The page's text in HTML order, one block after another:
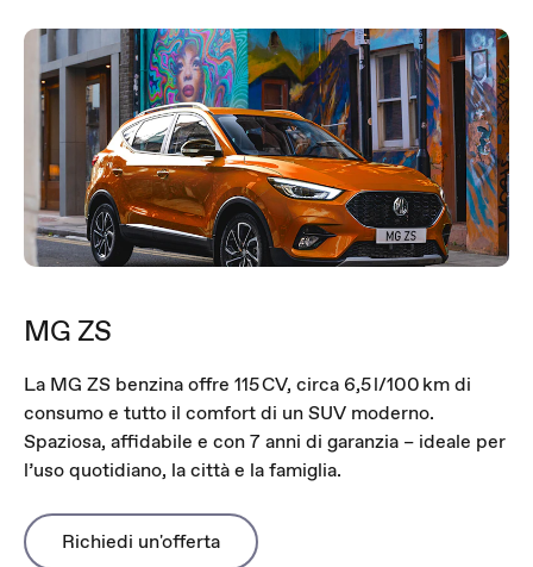
MG ZS
La MG ZS benzina offre 115 CV, circa 6,5 l/100 km di
consumo e tutto il comfort di un SUV moderno.
Spaziosa, affidabile e con 7 anni di garanzia – ideale per
l’uso quotidiano, la città e la famiglia.
Richiedi un'offerta